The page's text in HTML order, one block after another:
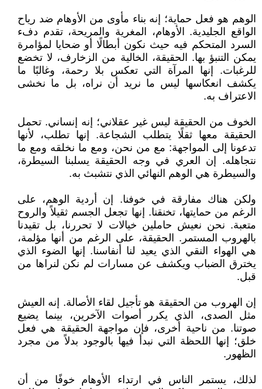
الوهم هو فعل حماية؛ إنه بناء مأوى من الأوهام ضد رياح
الواقع الجليدية. الأوهام، المغرية والمريحة، تقدم دفء
السرد المتحكم فيه حيث نكون أبطالًا أو ضحايا لمؤامرة
يمكن التنبؤ بها. الحقيقة، الخالية من الزخارف، لا تخضع
للرغبات. إنها المرآة التي تعكس بلا رحمة، وغالبًا ما
يكشف انعكاسها ليس ما نريد أن نراه، بل ما نخشى
الاعتراف به.
الخوف من الحقيقة ليس غير عقلاني؛ إنه إنساني. تحمل
الحقيقة معها ثقلًا يتطلب الشجاعة. إنها تطلب، لأنها
تدعونا إلى المواجهة: مع من نحن، ومع ما نخلقه ومع ما
نتجاهله. إن العري في وجه الحقيقة يسلبنا السيطرة،
والسيطرة هي الوهم النهائي الذي نتشبث به.
ولكن هناك مفارقة في خوفنا. إن أردية الوهم، على
الرغم من حمايتها، تخنقنا. إنها تجعل الجسم ثقيلاً والروح
متعبة. نحن نعيش حاملين خيالات لا تحررنا، بل تقيدنا
بالهروب المستمر. الحقيقة، على الرغم من أنها مؤلمة،
هي الهواء النقي الذي يعيد لنا أنفاسنا. إنها الضوء الذي
يخترق الضباب ويكشف عن مسارات لم نكن لنراها من
قبل.
إن الهروب من الحقيقة هو تأجيل لقاء الأصالة. إنه العيش
مثل الصدى، الذي يكرر أصوات الآخرين، بينما يضيع
صوتنا. من ناحية أخرى، فإن مواجهة الحقيقة هي فعل
خلق؛ إنها اللحظة التي نبدأ فيها بالوجود بدلاً من مجرد
الظهور.
لذلك، يستمر الناس في ارتداء الأوهام خوفًا من أن